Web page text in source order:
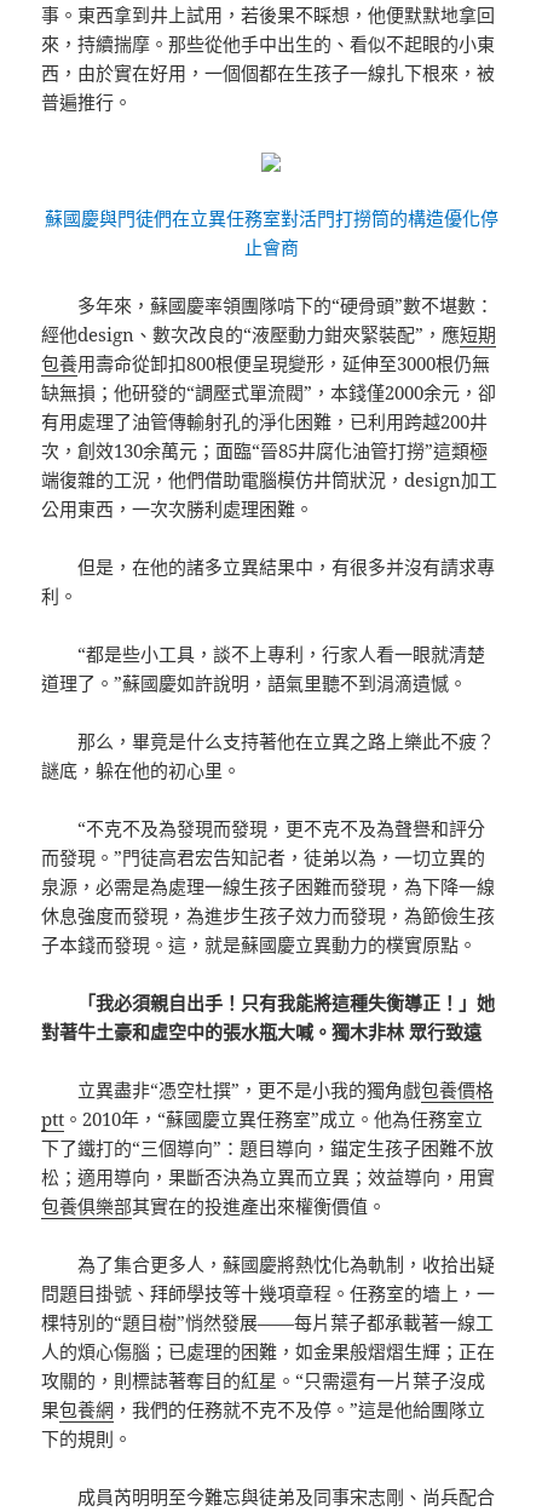
事。東西拿到井上試用，若後果不睬想，他便默默地拿回
來，持續揣摩。那些從他手中出生的、看似不起眼的小東
西，由於實在好用，一個個都在生孩子一線扎下根來，被
普遍推行。
蘇國慶與門徒們在立異任務室對活門打撈筒的構造優化停
止會商
多年來，蘇國慶率領團隊啃下的“硬骨頭”數不堪數：
經他design、數次改良的“液壓動力鉗夾緊裝配”，應短期
包養用壽命從卸扣800根便呈現變形，延伸至3000根仍無
缺無損；他研發的“調壓式單流閥”，本錢僅2000余元，卻
有用處理了油管傳輸射孔的淨化困難，已利用跨越200井
次，創效130余萬元；面臨“晉85井腐化油管打撈”這類極
端復雜的工況，他們借助電腦模仿井筒狀況，design加工
公用東西，一次次勝利處理困難。
但是，在他的諸多立異結果中，有很多并沒有請求專
利。
“都是些小工具，談不上專利，行家人看一眼就清楚
道理了。”蘇國慶如許說明，語氣里聽不到涓滴遺憾。
那么，畢竟是什么支持著他在立異之路上樂此不疲？
謎底，躲在他的初心里。
“不克不及為發現而發現，更不克不及為聲譽和評分
而發現。”門徒高君宏告知記者，徒弟以為，一切立異的
泉源，必需是為處理一線生孩子困難而發現，為下降一線
休息強度而發現，為進步生孩子效力而發現，為節儉生孩
子本錢而發現。這，就是蘇國慶立異動力的樸實原點。
「我必須親自出手！只有我能將這種失衡導正！」她
對著牛土豪和虛空中的張水瓶大喊。獨木非林 眾行致遠
立異盡非“憑空杜撰”，更不是小我的獨角戲包養價格
ptt 。2010年，“蘇國慶立異任務室”成立。他為任務室立
下了鐵打的“三個導向”：題目導向，錨定生孩子困難不放
松；適用導向，果斷否決為立異而立異；效益導向，用實
包養俱樂部其實在的投進產出來權衡價值。
為了集合更多人，蘇國慶將熱忱化為軌制，收拾出疑
問題目掛號、拜師學技等十幾項章程。任務室的墻上，一
棵特別的“題目樹”悄然發展——每片葉子都承載著一線工
人的煩心傷腦；已處理的困難，如金果般熠熠生輝；正在
攻關的，則標誌著奪目的紅星。“只需還有一片葉子沒成
果包養網 ，我們的任務就不克不及停。”這是他給團隊立
下的規則。
成員芮明明至今難忘與徒弟及同事宋志剛、尚兵配合